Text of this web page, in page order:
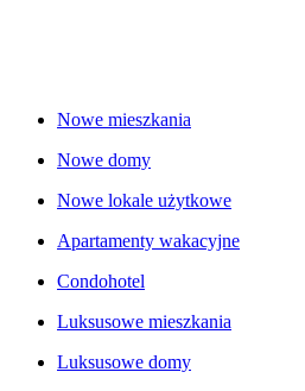
Nowe mieszkania
Nowe domy
Nowe lokale użytkowe
Apartamenty wakacyjne
Condohotel
Luksusowe mieszkania
Luksusowe domy